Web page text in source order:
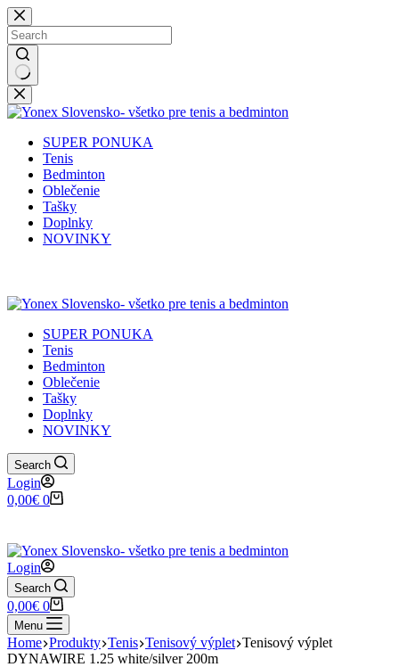
Skip
to
content
No
results
SUPER PONUKA
Tenis
Bedminton
Oblečenie
Tašky
Doplnky
NOVINKY
SUPER PONUKA
Tenis
Bedminton
Oblečenie
Tašky
Doplnky
NOVINKY
Search
Login
Shopping
0,00€ 0
Login
Search
Shopping
cart
0,00€ 0
Menu
Home Produkty Tenis Tenisový výplet Tenisový výplet
DYNAWIRE 1.25 white/silver 200m